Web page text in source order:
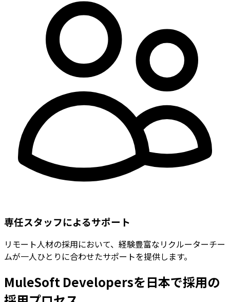
専任スタッフによるサポート
リモート人材の採用において、経験豊富なリクルーターチー
ムが一人ひとりに合わせたサポートを提供します。
MuleSoft Developersを日本で採用の